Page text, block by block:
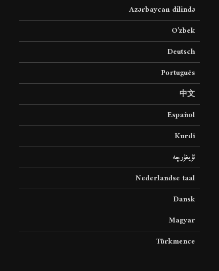
Azərbaycan dilində
O’zbek
Deutsch
Português
中文
Español
Kurdî
ئۇيغۇرچە
Nederlandse taal
Dansk
Magyar
Türkmence